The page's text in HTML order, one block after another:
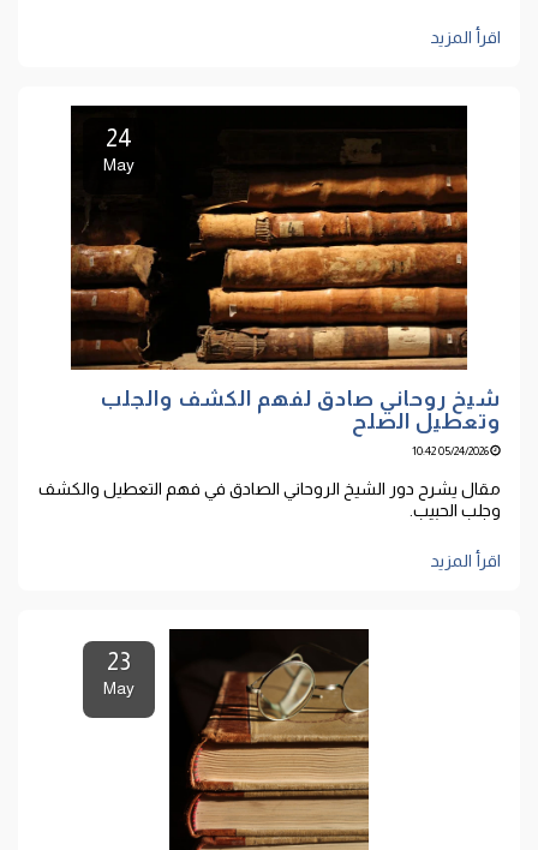
اقرأ المزيد
24
May
شيخ روحاني صادق لفهم الكشف والجلب
وتعطيل الصلح
05/24/2026 10:42
مقال يشرح دور الشيخ الروحاني الصادق في فهم التعطيل والكشف
وجلب الحبيب.
اقرأ المزيد
23
May